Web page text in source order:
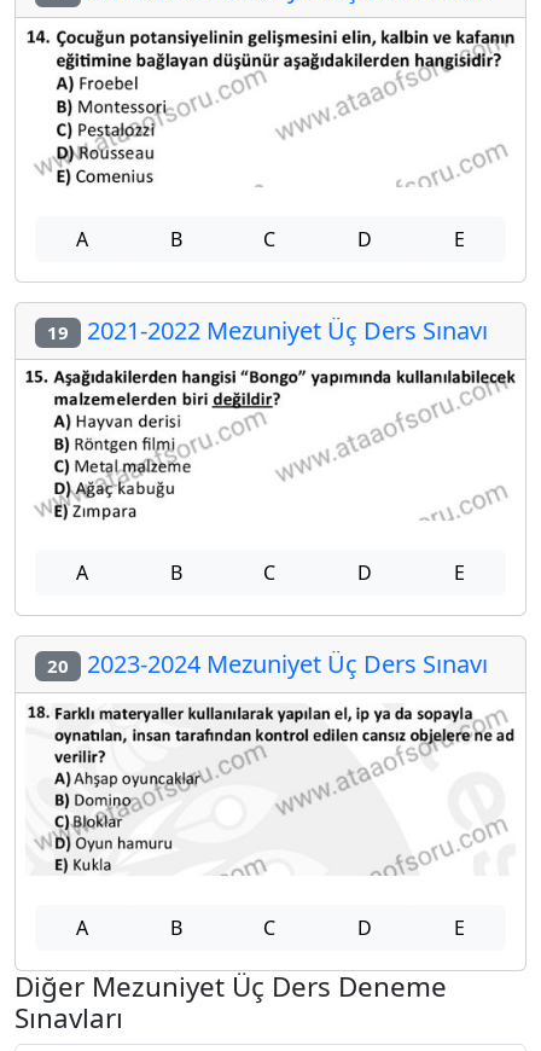
A B C D E
19 2021-2022 Mezuniyet Üç Ders Sınavı
A B C D E
20 2023-2024 Mezuniyet Üç Ders Sınavı
A B C D E
Diğer Mezuniyet Üç Ders Deneme
Sınavları